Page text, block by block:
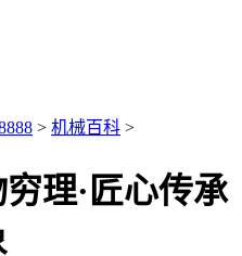
> 机械百科 >
理·匠心传承